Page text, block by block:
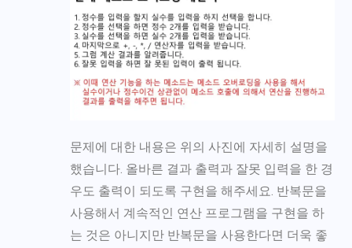
문제에 대한 내용은 위의 사진에 자세히 설명을
했습니다. 올바른 결과 출력과 잘못 입력을 한 경
우도 출력이 되도록 구현을 해주세요. 반복문을
사용해서 계속적인 연산 프로그램을 구현을 하
는 것은 아니지만 반복문을 사용한다면 더욱 좋